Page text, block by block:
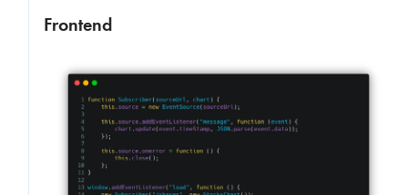
Frontend